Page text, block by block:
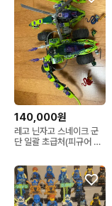
140,000원
레고 닌자고 스네이크 군
단 일괄 초급처(피규어 다